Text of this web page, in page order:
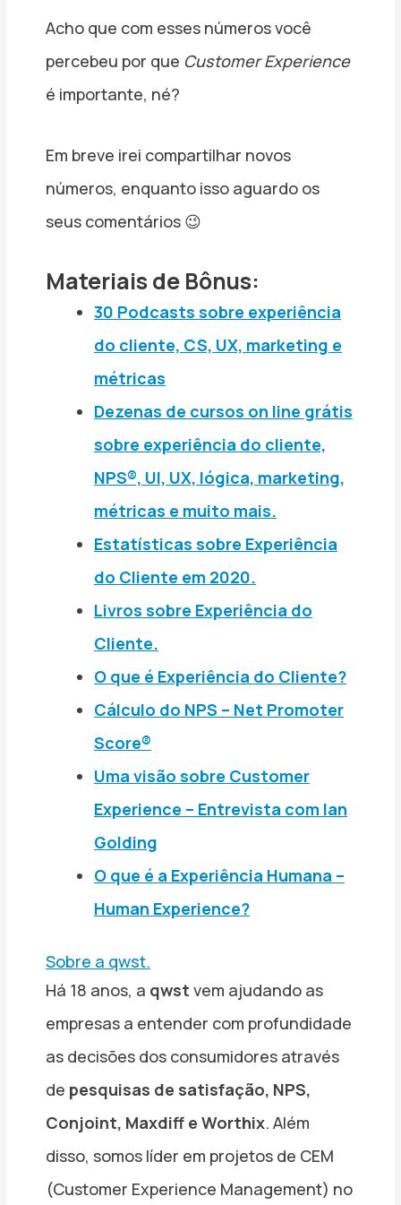
Acho que com esses números você
percebeu por que Customer Experience
é importante, né?
Em breve irei compartilhar novos
números, enquanto isso aguardo os
seus comentários 😉
Materiais de Bônus:
30 Podcasts sobre experiência
do cliente, CS, UX, marketing e
métricas
Dezenas de cursos on line grátis
sobre experiência do cliente,
NPS®, UI, UX, lógica, marketing,
métricas e muito mais.
Estatísticas sobre Experiência
do Cliente em 2020.
Livros sobre Experiência do
Cliente.
O que é Experiência do Cliente?
Cálculo do NPS – Net Promoter
Score®
Uma visão sobre Customer
Experience – Entrevista com Ian
Golding
O que é a Experiência Humana –
Human Experience?
Sobre a qwst.
Há 18 anos, a qwst vem ajudando as
empresas a entender com profundidade
as decisões dos consumidores através
de pesquisas de satisfação, NPS,
Conjoint, Maxdiff e Worthix. Além
disso, somos líder em projetos de CEM
(Customer Experience Management) no